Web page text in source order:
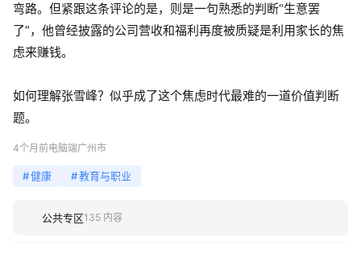
弯路。但紧跟这条评论的是，则是一句熟悉的判断“生意罢
了”，他曾经披露的公司营收和福利再度被质疑是利用家长的焦
虑来赚钱。
如何理解张雪峰？似乎成了这个焦虑时代最难的一道价值判断
题。
4个月前电脑端广州市
#健康 #教育与职业
公共专区135 内容